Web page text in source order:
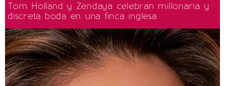
Tom Holland y Zendaya celebran millonaria y
discreta boda en una finca inglesa